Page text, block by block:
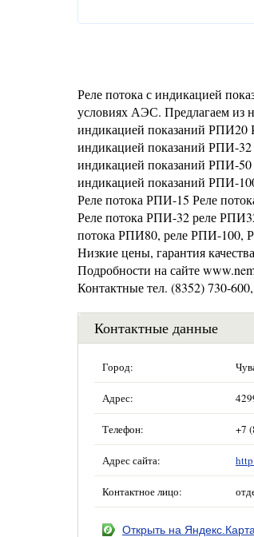
Реле потока с индикацией
условиях АЭС. Предлагаем из
индикацией показаний РПИ20
индикацией показаний РПИ-
индикацией показаний РПИ-
индикацией показаний РПИ-
Реле потока РПИ-15 Реле
Реле потока РПИ-32 реле
потока РПИ80, реле РПИ-100,
Низкие цены, гарантия
Подробности на сайте
Контактные тел. (8352) 730-
Контактные данные
Город:
Адрес:
Телефон: +7
Адрес сайта:
Контактное лицо:
Открыть на